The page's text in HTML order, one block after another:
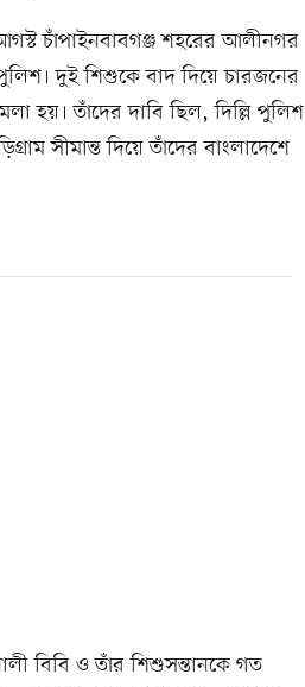
চাঁপাইনবাবগঞ্জ শহরের আলীনগর
দুই শিশুকে বাদ দিয়ে চারজনের
হয়। তাঁদের দাবি ছিল, দিল্লি পুলিশ
সীমান্ত দিয়ে তাঁদের বাংলাদেশে
বিবি ও তাঁর শিশুসন্তানকে গত